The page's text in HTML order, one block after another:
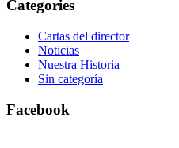
Categories
Cartas del director
Noticias
Nuestra Historia
Sin categoría
Facebook